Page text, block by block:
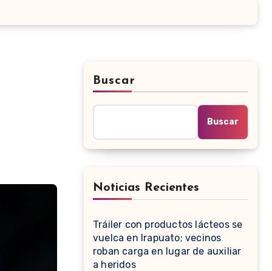
Buscar
Buscar
Noticias Recientes
Tráiler con productos lácteos se
vuelca en Irapuato; vecinos
roban carga en lugar de auxiliar
a heridos